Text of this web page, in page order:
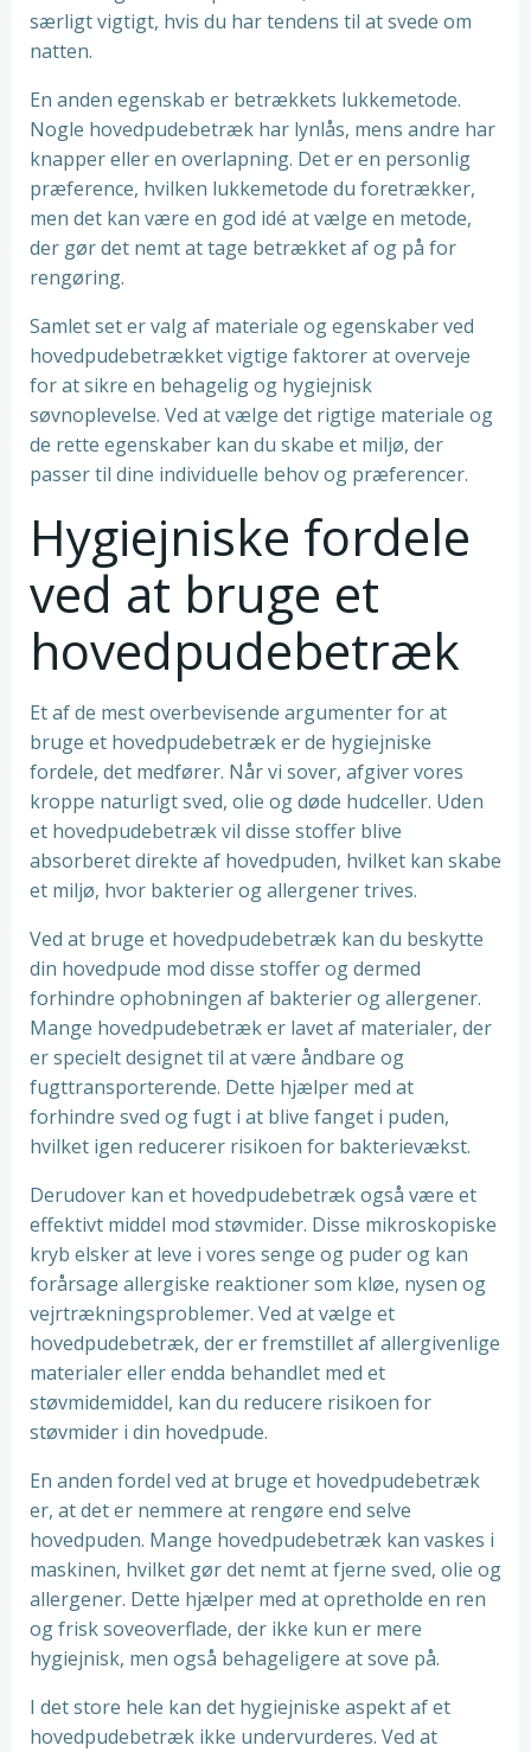
særligt vigtigt, hvis du har tendens til at svede om
natten.
En anden egenskab er betrækkets lukkemetode.
Nogle hovedpudebetræk har lynlås, mens andre har
knapper eller en overlapning. Det er en personlig
præference, hvilken lukkemetode du foretrækker,
men det kan være en god idé at vælge en metode,
der gør det nemt at tage betrækket af og på for
rengøring.
Samlet set er valg af materiale og egenskaber ved
hovedpudebetrækket vigtige faktorer at overveje
for at sikre en behagelig og hygiejnisk
søvnoplevelse. Ved at vælge det rigtige materiale og
de rette egenskaber kan du skabe et miljø, der
passer til dine individuelle behov og præferencer.
Hygiejniske fordele
ved at bruge et
hovedpudebetræk
Et af de mest overbevisende argumenter for at
bruge et hovedpudebetræk er de hygiejniske
fordele, det medfører. Når vi sover, afgiver vores
kroppe naturligt sved, olie og døde hudceller. Uden
et hovedpudebetræk vil disse stoffer blive
absorberet direkte af hovedpuden, hvilket kan skabe
et miljø, hvor bakterier og allergener trives.
Ved at bruge et hovedpudebetræk kan du beskytte
din hovedpude mod disse stoffer og dermed
forhindre ophobningen af bakterier og allergener.
Mange hovedpudebetræk er lavet af materialer, der
er specielt designet til at være åndbare og
fugttransporterende. Dette hjælper med at
forhindre sved og fugt i at blive fanget i puden,
hvilket igen reducerer risikoen for bakterievækst.
Derudover kan et hovedpudebetræk også være et
effektivt middel mod støvmider. Disse mikroskopiske
kryb elsker at leve i vores senge og puder og kan
forårsage allergiske reaktioner som kløe, nysen og
vejrtrækningsproblemer. Ved at vælge et
hovedpudebetræk, der er fremstillet af allergivenlige
materialer eller endda behandlet med et
støvmidemiddel, kan du reducere risikoen for
støvmider i din hovedpude.
En anden fordel ved at bruge et hovedpudebetræk
er, at det er nemmere at rengøre end selve
hovedpuden. Mange hovedpudebetræk kan vaskes i
maskinen, hvilket gør det nemt at fjerne sved, olie og
allergener. Dette hjælper med at opretholde en ren
og frisk soveoverflade, der ikke kun er mere
hygiejnisk, men også behageligere at sove på.
I det store hele kan det hygiejniske aspekt af et
hovedpudebetræk ikke undervurderes. Ved at